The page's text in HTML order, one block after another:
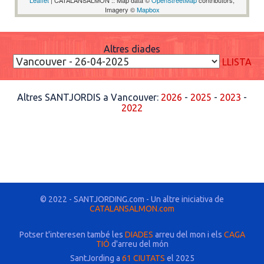
Imagery ©Mapbox
Altres diades
LLISTA
Altres SANTJORDIS a Vancouver: 2026 - 2025 - 2023 -
2022
© 2022 - SANTJORDING.com - Un altre iniciativa de
CATALANSALMON.com
Potser t'interesen també les DIADES arreu del mon i els CAGA
TIÓ d'arreu del món
SantJording a 61 CIUTATS el 2025